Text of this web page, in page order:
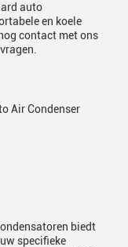
auto
en koele
contact met ons
Air Condenser
biedt
specifieke